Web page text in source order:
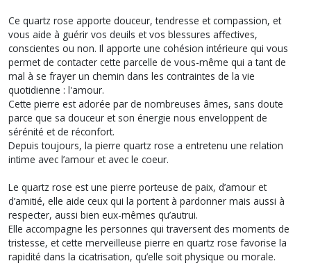
Ce quartz rose apporte douceur, tendresse et compassion, et
vous aide à guérir vos deuils et vos blessures affectives,
conscientes ou non. Il apporte une cohésion intérieure qui vous
permet de contacter cette parcelle de vous-même qui a tant de
mal à se frayer un chemin dans les contraintes de la vie
quotidienne : l'amour.
Cette pierre est adorée par de nombreuses âmes, sans doute
parce que sa douceur et son énergie nous enveloppent de
sérénité et de réconfort.
Depuis toujours, la pierre quartz rose a entretenu une relation
intime avec l’amour et avec le coeur.
Le quartz rose est une pierre porteuse de paix, d’amour et
d’amitié, elle aide ceux qui la portent à pardonner mais aussi à
respecter, aussi bien eux-mêmes qu’autrui.
Elle accompagne les personnes qui traversent des moments de
tristesse, et cette merveilleuse pierre en quartz rose favorise la
rapidité dans la cicatrisation, qu’elle soit physique ou morale.